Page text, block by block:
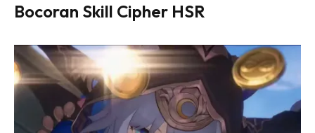
Bocoran Skill Cipher HSR